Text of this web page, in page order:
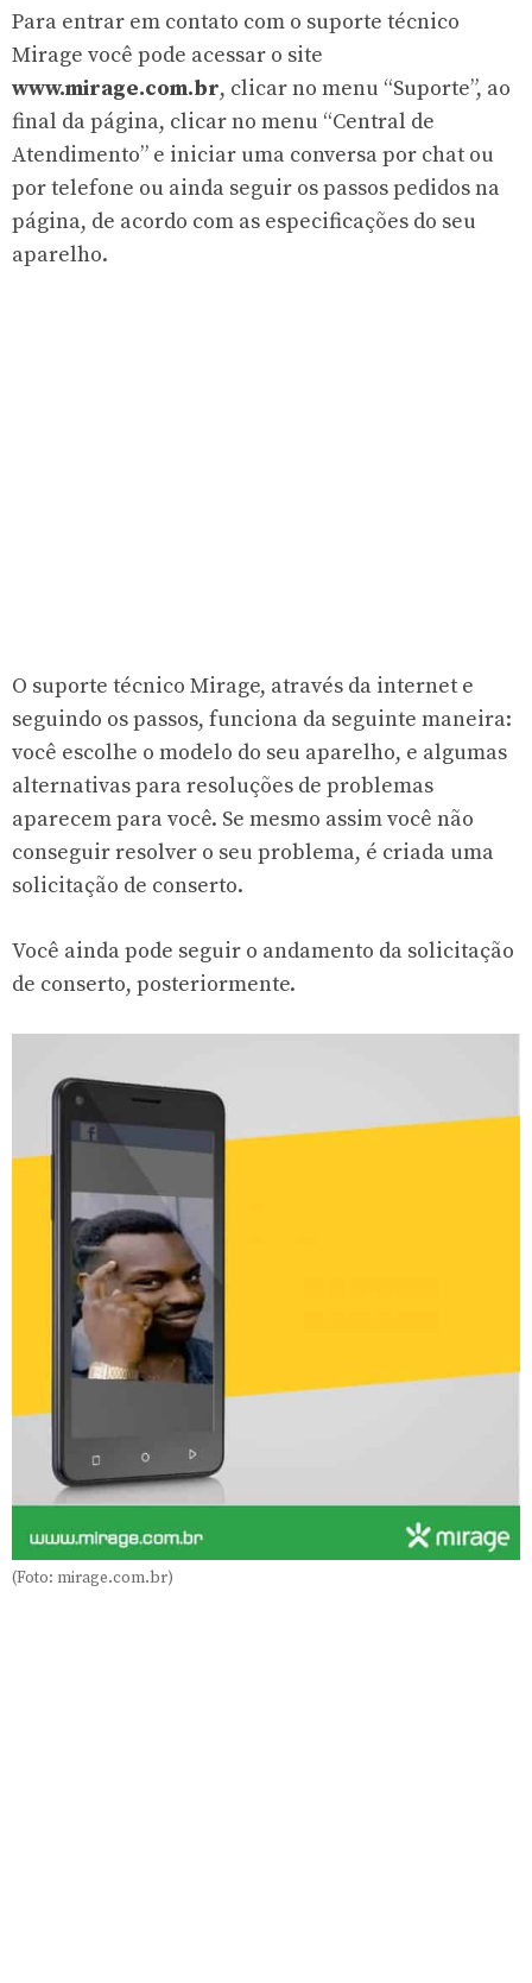
Para entrar em contato com o suporte técnico
Mirage você pode acessar o site
www.mirage.com.br, clicar no menu “Suporte”, ao
final da página, clicar no menu “Central de
Atendimento” e iniciar uma conversa por chat ou
por telefone ou ainda seguir os passos pedidos na
página, de acordo com as especificações do seu
aparelho.
O suporte técnico Mirage, através da internet e
seguindo os passos, funciona da seguinte maneira:
você escolhe o modelo do seu aparelho, e algumas
alternativas para resoluções de problemas
aparecem para você. Se mesmo assim você não
conseguir resolver o seu problema, é criada uma
solicitação de conserto.
Você ainda pode seguir o andamento da solicitação
de conserto, posteriormente.
(Foto: mirage.com.br)